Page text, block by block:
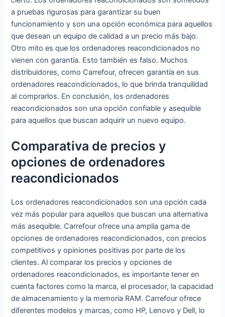
(Reacondicio
nado)
a pruebas rigurosas para garantizar su buen
funcionamiento y son una opción económica para aquellos
que desean un equipo de calidad a un precio más bajo.
Otro mito es que los ordenadores reacondicionados no
vienen con garantía. Esto también es falso. Muchos
distribuidores, como Carrefour, ofrecen garantía en sus
ordenadores reacondicionados, lo que brinda tranquilidad
al comprarlos. En conclusión, los ordenadores
reacondicionados son una opción confiable y asequible
para aquellos que buscan adquirir un nuevo equipo.
Comparativa de precios y
opciones de ordenadores
reacondicionados
Los ordenadores reacondicionados son una opción cada
vez más popular para aquellos que buscan una alternativa
más asequible. Carrefour ofrece una amplia gama de
opciones de ordenadores reacondicionados, con precios
competitivos y opiniones positivas por parte de los
clientes. Al comparar los precios y opciones de
ordenadores reacondicionados, es importante tener en
cuenta factores como la marca, el procesador, la capacidad
de almacenamiento y la memoria RAM. Carrefour ofrece
diferentes modelos y marcas, como HP, Lenovo y Dell, lo